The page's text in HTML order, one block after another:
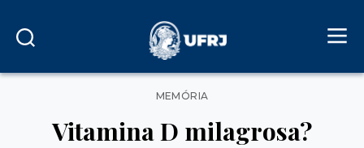
Categorias
MEMÓRIA
Vitamina D milagrosa?